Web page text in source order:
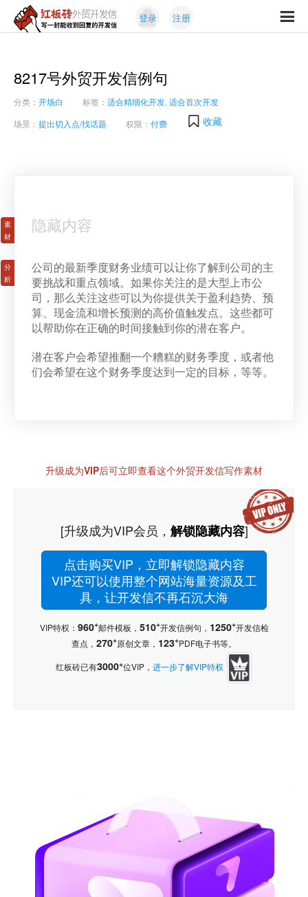
红
外
贸
开
发
信
封
能
收
到
登录 注册
8217号外贸开发信例句
分类： 开场白 标签： 适合精细化开发 适合首次开发
场景： 提出切入点/找话题 权限： 付费 收藏
隐藏内容
公司的最新季度财务业绩可以让你了解到公司的主
要挑战和重点领域。如果你关注的是大型上市公
司，那么关注这些可以为你提供关于盈利趋势、预
算、现金流和增长预测的高价值触发点。这些都可
以帮助你在正确的时间接触到你的潜在客户。
潜在客户会希望推翻一个糟糕的财务季度，或者他
们会希望在这个财务季度达到一定的目标，等等。
升级成为VIP后可立即查看这个外贸开发信写作素材
[升级成为VIP会员， 解锁隐藏内容]
点击购买VIP，立即解锁隐藏内容
VIP还可以使用整个网站海量资源及工
具，让开发信不再石沉大海
VIP特权： 960+邮件模板， 510+开发信例句， 1250+开发信检
查点， 270+原创文章， 123+PDF电子书等。
红板砖已有3000+位VIP， 进一步了解VIP特权